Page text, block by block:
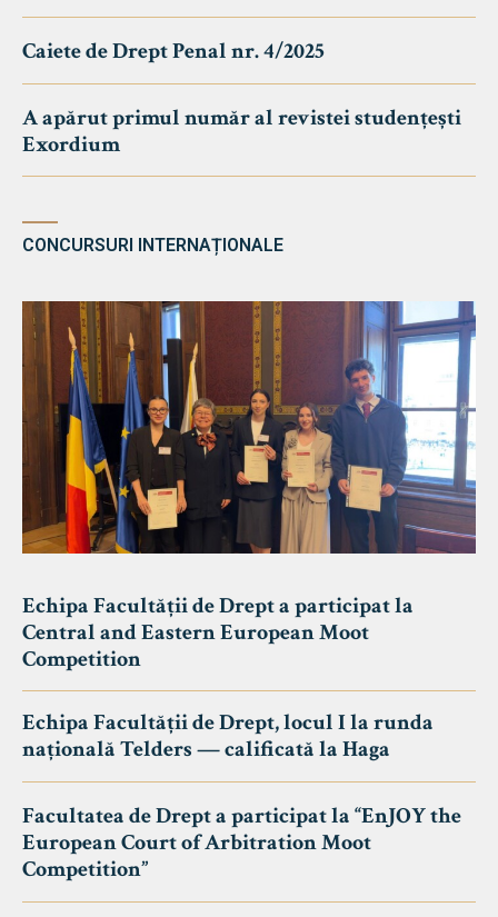
Caiete de Drept Penal nr. 4/2025
A apărut primul număr al revistei studențești
Exordium
CONCURSURI INTERNAȚIONALE
Echipa Facultății de Drept a participat la
Central and Eastern European Moot
Competition
Echipa Facultății de Drept, locul I la runda
națională Telders — calificată la Haga
Facultatea de Drept a participat la “EnJOY the
European Court of Arbitration Moot
Competition”